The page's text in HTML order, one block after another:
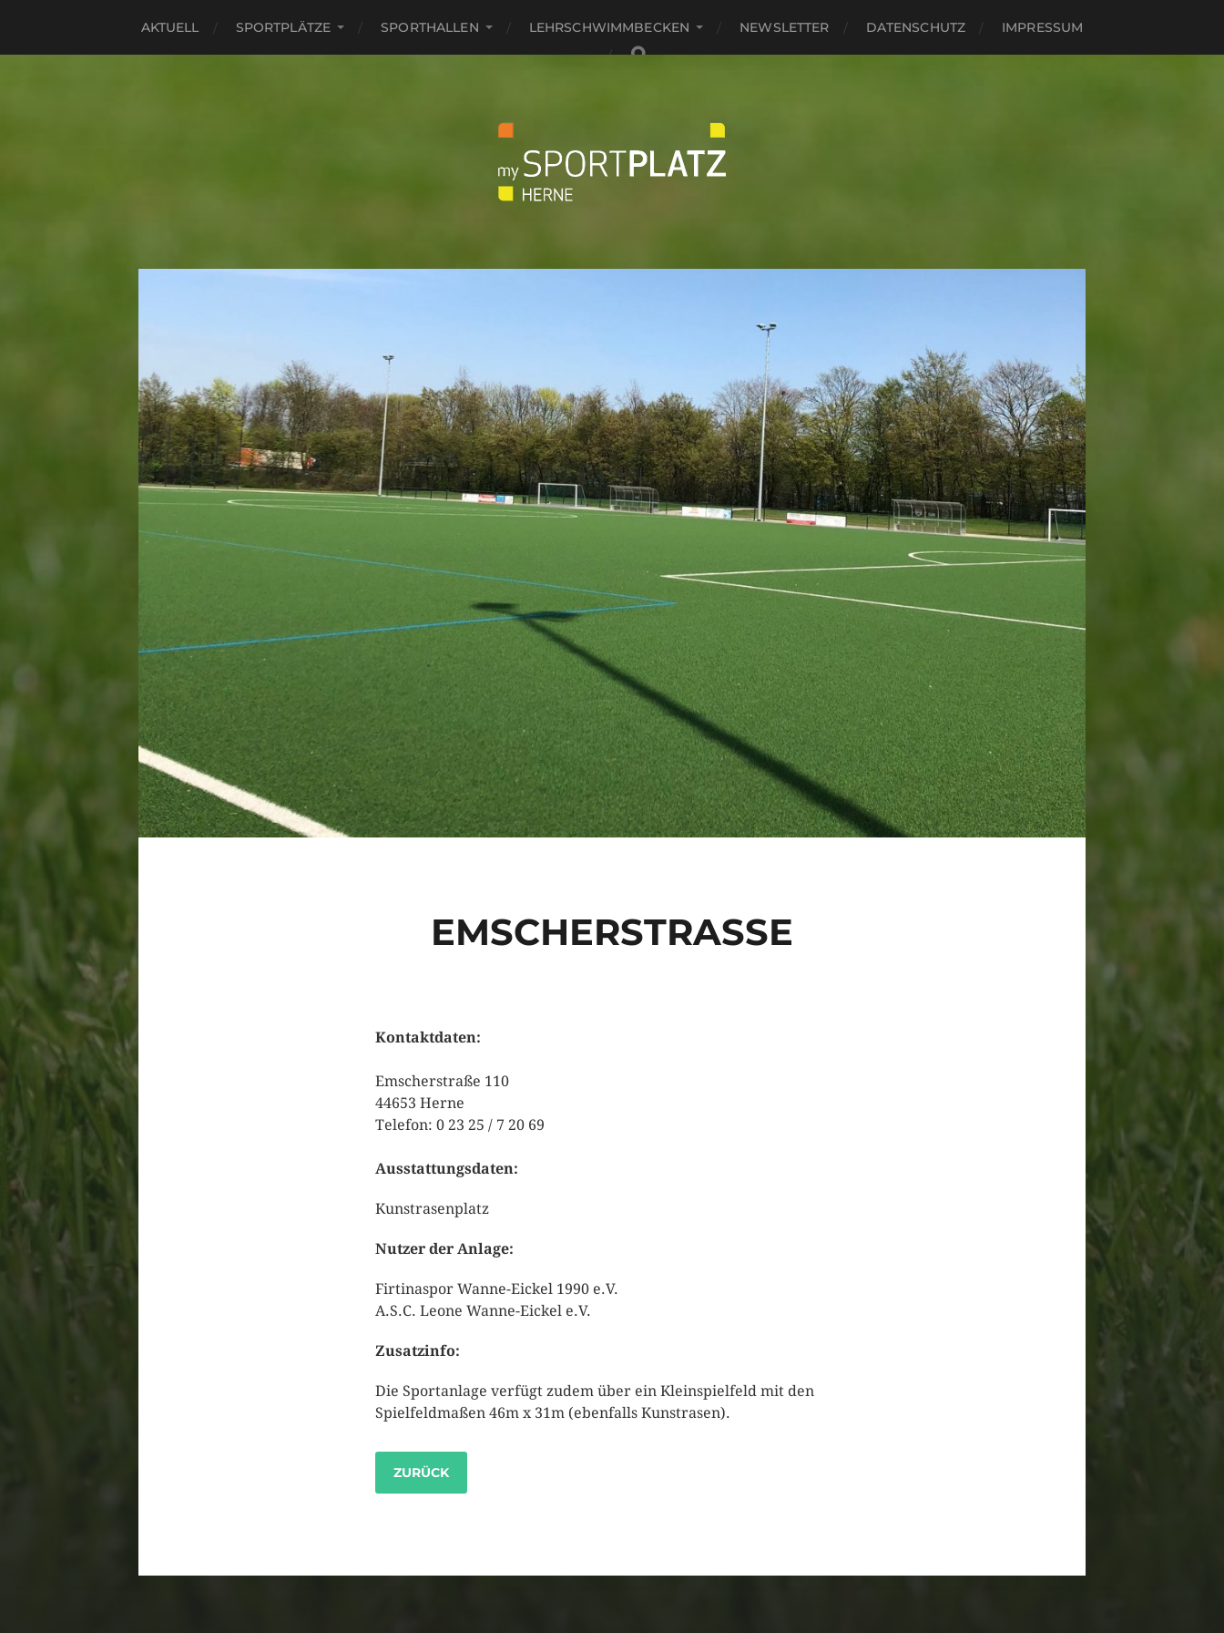
AKTUELL SPORTPLÄTZE SPORTHALLEN LEHRSCHWIMMBECKEN NEWSLETTER DATENSCHUTZ IMPRESSUM
EMSCHERSTRASSE
Kontaktdaten:
Emscherstraße 110
44653 Herne
Telefon: 0 23 25 / 7 20 69
Ausstattungsdaten:
Kunstrasenplatz
Nutzer der Anlage:
Firtinaspor Wanne-Eickel 1990 e.V.
A.S.C. Leone Wanne-Eickel e.V.
Zusatzinfo:
Die Sportanlage verfügt zudem über ein Kleinspielfeld mit den
Spielfeldmaßen 46m x 31m (ebenfalls Kunstrasen).
ZURÜCK